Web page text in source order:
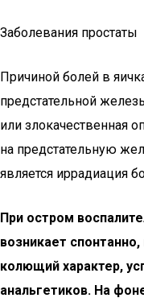
Заболевания простаты
Причиной болей в
предстательной
или злокачественная
на предстательную
является иррадиация
При остром
возникает
колющий характер,
анальгетиков. На